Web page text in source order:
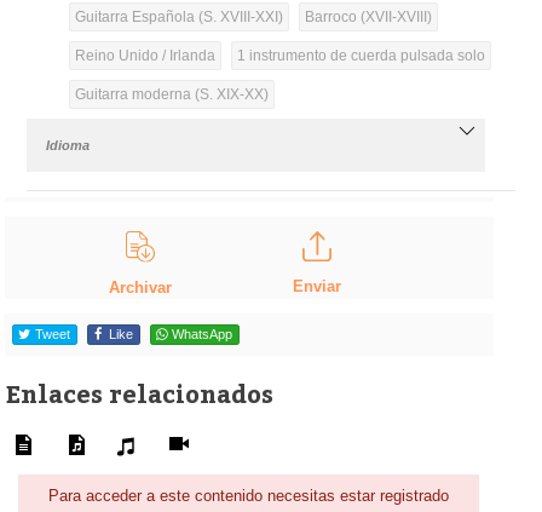
Guitarra Española (S. XVIII-XXI) Barroco (XVII-XVIII)
Reino Unido / Irlanda 1 instrumento de cuerda pulsada solo
Guitarra moderna (S. XIX-XX)
Idioma
Archivar Enviar
Tweet Like WhatsApp
Enlaces relacionados
Para acceder a este contenido necesitas estar registrado